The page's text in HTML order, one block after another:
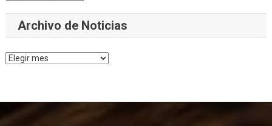
Archivo de Noticias
Archivo